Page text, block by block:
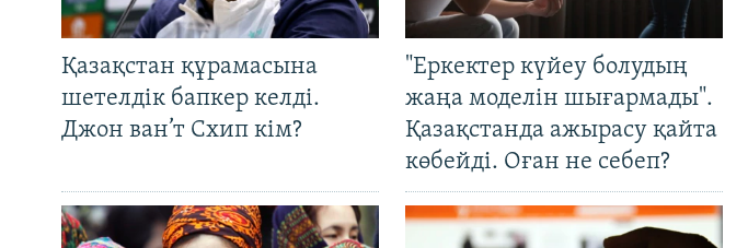
Қазақстан құрамасына
шетелдік бапкер келді.
Джон ван’т Схип кім?
"Еркектер күйеу болудың
жаңа моделін шығармады".
Қазақстанда ажырасу қайта
көбейді. Оған не себеп?